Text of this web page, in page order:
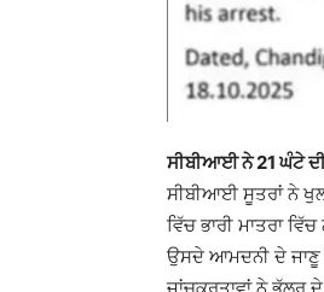
ਸੀਬੀਆਈ ਨੇ 21 ਘੰਟੇ
ਸੀਬੀਆਈ ਸੂਤਰਾਂ ਨੇ
ਵਿੱਚ ਭਾਰੀ ਮਾਤਰਾ
ਉਸਦੇ ਆਮਦਨੀ ਦੇ ਜਾਣੂ